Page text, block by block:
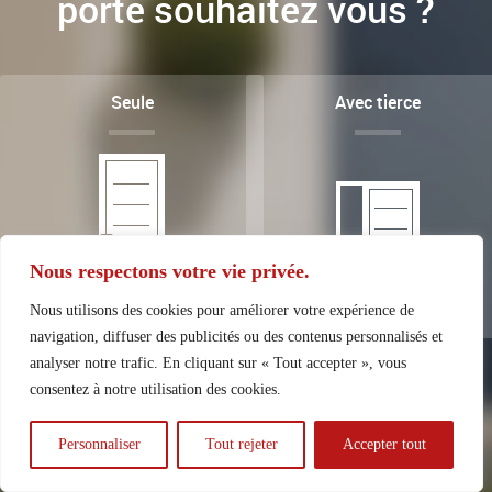
Nous respectons votre vie privée.
Nous utilisons des cookies pour améliorer votre expérience de
navigation, diffuser des publicités ou des contenus personnalisés et
analyser notre trafic. En cliquant sur « Tout accepter », vous
consentez à notre utilisation des cookies.
Personnaliser Tout rejeter Accepter tout